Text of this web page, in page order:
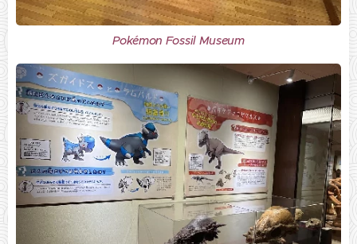
Pokémon Fossil Museum